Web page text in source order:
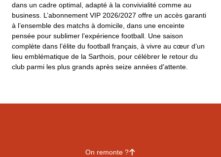
dans un cadre optimal, adapté à la convivialité comme au
business. L’abonnement VIP 2026/2027 offre un accès garanti
à l’ensemble des matchs à domicile, dans une enceinte
pensée pour sublimer l’expérience football. Une saison
complète dans l’élite du football français, à vivre au cœur d’un
lieu emblématique de la Sarthois, pour célébrer le retour du
club parmi les plus grands après seize années d'attente.
On remonte ?􀄨